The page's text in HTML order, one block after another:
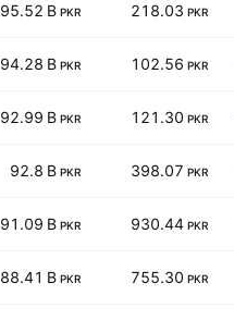
95.52 B PKR 218.03 PKR
94.28 B PKR 102.56 PKR
92.99 B PKR 121.30 PKR
92.8 B PKR 398.07 PKR
91.09 B PKR 930.44 PKR
88.41 B PKR 755.30 PKR